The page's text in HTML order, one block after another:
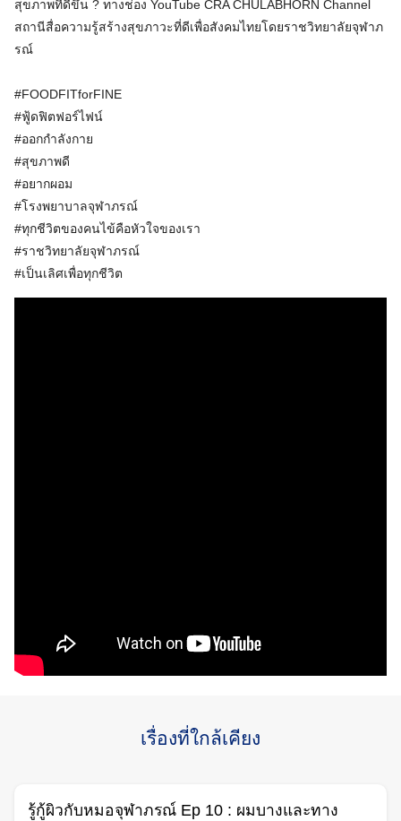
สุขภาพที่ดีขึ้น ? ทางช่อง YouTube CRA CHULABHORN Channel
สถานีสื่อความรู้สร้างสุขภาวะที่ดีเพื่อสังคมไทยโดยราชวิทยาลัยจุฬาภ
รณ์
#FOODFITforFINE
#ฟู้ดฟิตฟอร์ไฟน์
#ออกกำลังกาย
#สุขภาพดี
#อยากผอม
#โรงพยาบาลจุฬาภรณ์
#ทุกชีวิตของคนไข้คือหัวใจของเรา
#ราชวิทยาลัยจุฬาภรณ์
#เป็นเลิศเพื่อทุกชีวิต
เรื่องที่ใกล้เคียง
รู้กู้ผิวกับหมอจุฬาภรณ์ Ep 10 : ผมบางและทาง